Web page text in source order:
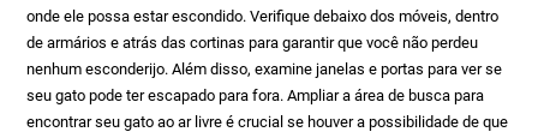
onde ele possa estar escondido. Verifique debaixo dos móveis, dentro
de armários e atrás das cortinas para garantir que você não perdeu
nenhum esconderijo. Além disso, examine janelas e portas para ver se
seu gato pode ter escapado para fora. Ampliar a área de busca para
encontrar seu gato ao ar livre é crucial se houver a possibilidade de que